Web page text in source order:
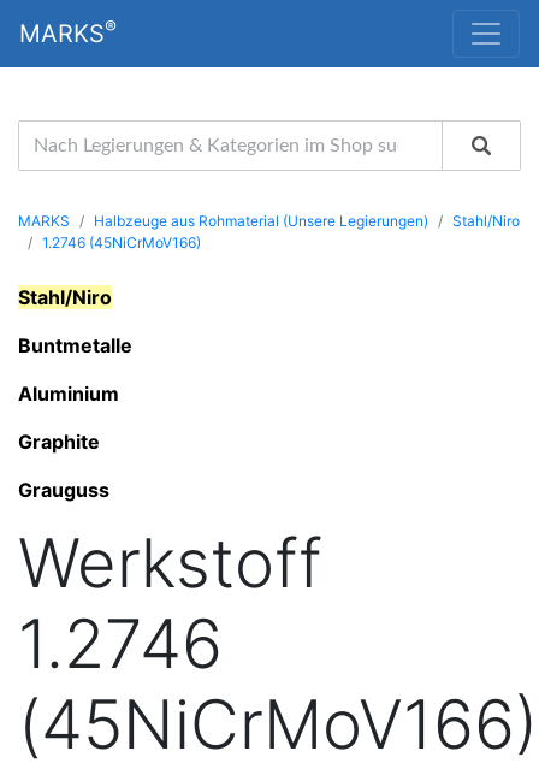
MARKS®
MARKS Halbzeuge aus Rohmaterial (Unsere Legierungen)
Stahl/Niro
1.2746 (45NiCrMoV166)
Stahl/Niro
Buntmetalle
Aluminium
Graphite
Grauguss
Werkstoff
1.2746
(45NiCrMoV166)